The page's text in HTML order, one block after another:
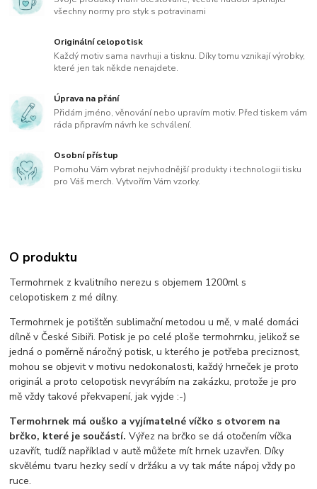
všechny normy pro styk s potravinami
Originální celopotisk
Každý motiv sama navrhuji a tisknu. Díky tomu vznikají výrobky,
které jen tak někde nenajdete.
Úprava na přání
Přidám jméno, věnování nebo upravím motiv. Před tiskem vám
ráda připravím návrh ke schválení.
Osobní přístup
Pomohu Vám vybrat nejvhodnější produkty i technologii tisku
pro Váš merch. Vytvořím Vám vzorky.
O produktu
Termohrnek z kvalitního nerezu s objemem 1200ml s
celopotiskem z mé dílny.
Termohrnek je potištěn sublimační metodou u mě, v malé domáci
dílně v České Sibiři. Potisk je po celé ploše termohrnku, jelikož se
jedná o poměrně náročný potisk, u kterého je potřeba preciznost,
mohou se objevit v motivu nedokonalosti, každý hrneček je proto
originál a proto celopotisk nevyrábím na zakázku, protože je pro
mě vždy takové překvapení, jak vyjde :-)
Termohrnek má ouško a vyjímatelné víčko s otvorem na
brčko, které je součástí. Výřez na brčko se dá otočením víčka
uzavřít, tudíž například v autě můžete mít hrnek uzavřen. Díky
skvělému tvaru hezky sedí v držáku a vy tak máte nápoj vždy po
ruce.